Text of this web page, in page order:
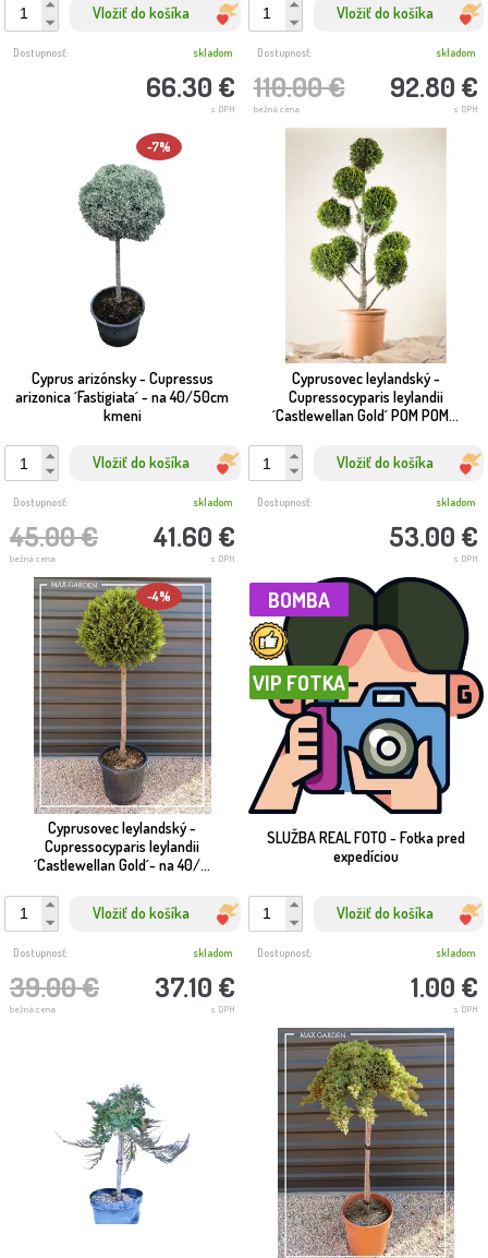
Vložiť do košíka
66.30 €
s DPH
Dostupnosť: skladom
Vložiť do košíka
110.00 €
bežná cena
92.80 €
s DPH
Dostupnosť: skladom
Cyprus arizónsky - Cupressus
arizonica ´Fastigiata´ - na 40/50cm
kmeni
-7%
Vložiť do košíka
45.00 €
bežná cena
41.60 €
s DPH
Dostupnosť: skladom
Cyprusovec leylandský -
Cupressocyparis leylandii
´Castlewellan Gold´ POM POM...
Vložiť do košíka
53.00 €
s DPH
Dostupnosť: skladom
Cyprusovec leylandský -
Cupressocyparis leylandii
´Castlewellan Gold´- na 40/...
-4%
Vložiť do košíka
39.00 €
bežná cena
37.10 €
s DPH
Dostupnosť: skladom
SLUŽBA REAL FOTO - Fotka pred
expedíciou
BOMBA
VIP FOTKA
Vložiť do košíka
1.00 €
s DPH
Dostupnosť: skladom